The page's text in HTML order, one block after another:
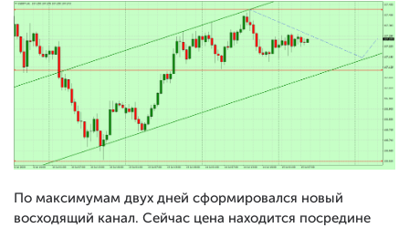
По максимумам двух дней сформировался новый
восходящий канал. Сейчас цена находится посредине